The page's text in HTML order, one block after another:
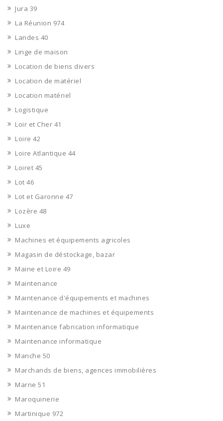
Jura 39
La Réunion 974
Landes 40
Linge de maison
Location de biens divers
Location de matériel
Location matériel
Logistique
Loir et Cher 41
Loire 42
Loire Atlantique 44
Loiret 45
Lot 46
Lot et Garonne 47
Lozère 48
Luxe
Machines et équipements agricoles
Magasin de déstockage, bazar
Maine et Loire 49
Maintenance
Maintenance d'équipements et machines
Maintenance de machines et équipements
Maintenance fabrication informatique
Maintenance informatique
Manche 50
Marchands de biens, agences immobilières
Marne 51
Maroquinerie
Martinique 972